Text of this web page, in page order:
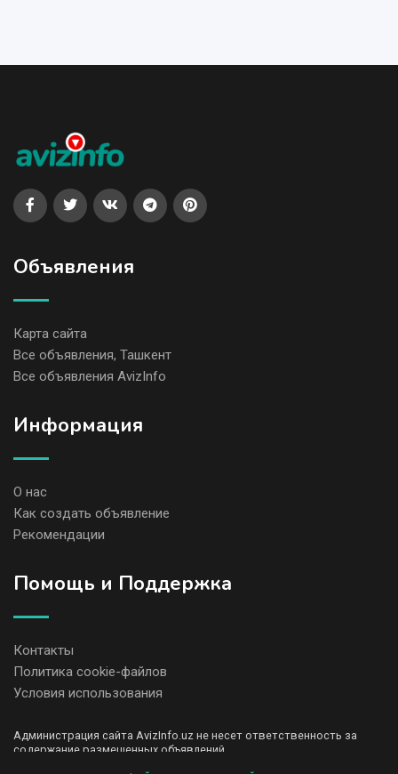
Объявления
Карта сайта
Все объявления, Ташкент
Все объявления AvizInfo
Информация
О нас
Как создать объявление
Рекомендации
Помощь и Поддержка
Контакты
Политика cookie-файлов
Условия использования
Администрация сайта AvizInfo.uz не несет ответственность за
содержание размещенных объявлений.